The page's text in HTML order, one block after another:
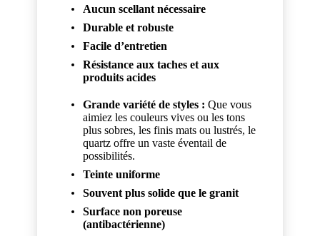
Aucun scellant nécessaire
Durable et robuste
Facile d’entretien
Résistance aux taches et aux
produits acides
Grande variété de styles : Que vous
aimiez les couleurs vives ou les tons
plus sobres, les finis mats ou lustrés, le
quartz offre un vaste éventail de
possibilités.
Teinte uniforme
Souvent plus solide que le granit
Surface non poreuse
(antibactérienne)